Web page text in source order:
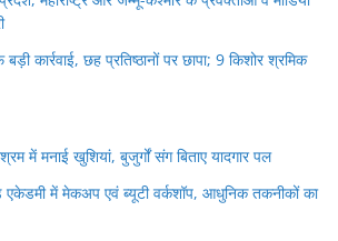
कार्रवाई, छह प्रतिष्ठानों पर छापा; 9 किशोर श्रमिक
में मनाई खुशियां, बुजुर्गों संग बिताए यादगार पल
में मेकअप एवं ब्यूटी वर्कशॉप, आधुनिक तकनीकों का